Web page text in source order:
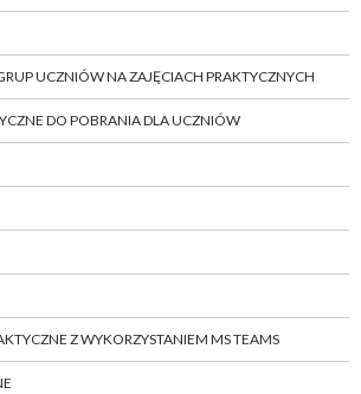
UCZNIÓW NA ZAJĘCIACH PRAKTYCZNYCH
DO POBRANIA DLA UCZNIÓW
Z WYKORZYSTANIEM MS TEAMS